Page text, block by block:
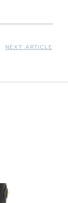
NEXT ARTICLE